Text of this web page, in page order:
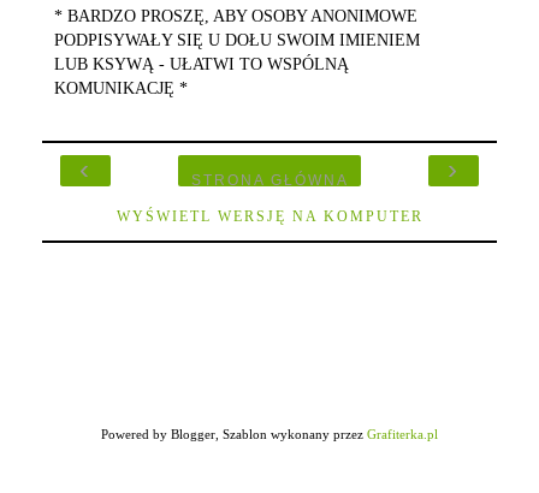
* BARDZO PROSZĘ, ABY OSOBY ANONIMOWE
PODPISYWAŁY SIĘ U DOŁU SWOIM IMIENIEM
LUB KSYWĄ - UŁATWI TO WSPÓLNĄ
KOMUNIKACJĘ *
‹ ›
STRONA GŁÓWNA
WYŚWIETL WERSJĘ NA KOMPUTER
Powered by Blogger, Szablon wykonany przez Grafiterka.pl